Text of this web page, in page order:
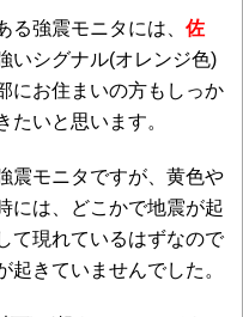
る強震モニタには、 佐
いシグナル(オレンジ色)
にお住まいの方もしっか
たいと思います。
震モニタですが、黄色や
には、どこかで地震が起
て現れているはずなので
きていませんでした。